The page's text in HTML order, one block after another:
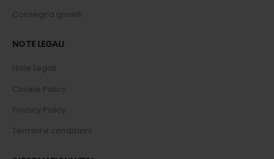
Consegna gioielli
NOTE LEGALI
Note Legali
Cookie Policy
Privacy Policy
Termini e condizioni